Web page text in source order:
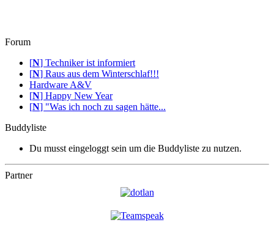
Forum
[N] Techniker ist informiert
[N] Raus aus dem Winterschlaf!!!
Hardware A&V
[N] Happy New Year
[N] "Was ich noch zu sagen hätte...
Buddyliste
Du musst eingeloggt sein um die Buddyliste zu nutzen.
Partner